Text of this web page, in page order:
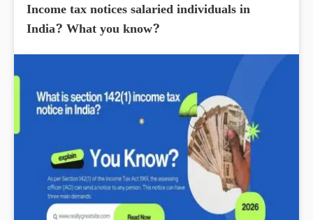
Income tax notices salaried individuals in
India? What you know?